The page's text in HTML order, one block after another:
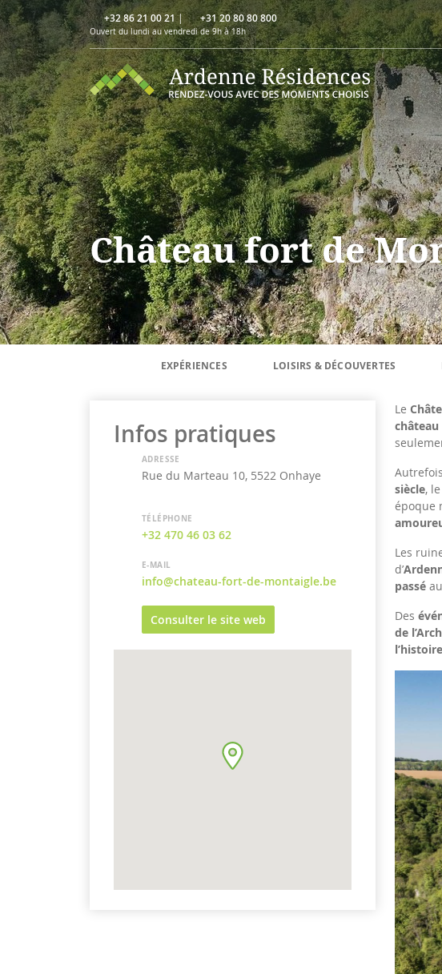
+32 86 21 00 21| +31 20 80 80 800
Ouvert du lundi au vendredi de 9h à 18h
Château fort de
EXPÉRIENCES LOISIRS & DÉCOUVERTES
Le
siècle,
époque
Les
d’
passé au
Des
de
Infos pratiques
ADRESSE
Rue du Marteau 10, 5522 Onhaye
TÉLÉPHONE
+32 470 46 03 62
E-MAIL
info@chateau-fort-de-montaigle.be
Consulter le site web